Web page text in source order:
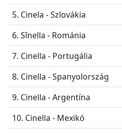
5. Cinela - Szlovákia
6. Sînella - Románia
7. Cinella - Portugália
8. Cinella - Spanyolország
9. Cinella - Argentína
10. Cinella - Mexikó